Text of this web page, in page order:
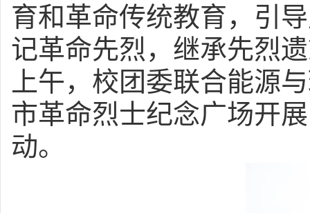
育和革命传统教育，引
记革命先烈，继承先烈
上午，校团委联合能源
市革命烈士纪念广场开
动。